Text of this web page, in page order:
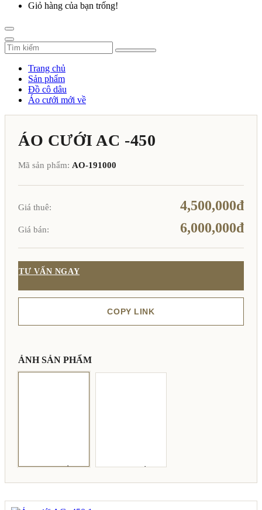
Giỏ hàng của bạn trống!
Trang chủ
Sản phẩm
Đồ cô dâu
Áo cưới mới về
ÁO CƯỚI AC -450
Mã sản phẩm: AO-191000
Giá thuê: 4,500,000đ
Giá bán: 6,000,000đ
TƯ VẤN NGAY
COPY LINK
ẢNH SẢN PHẨM